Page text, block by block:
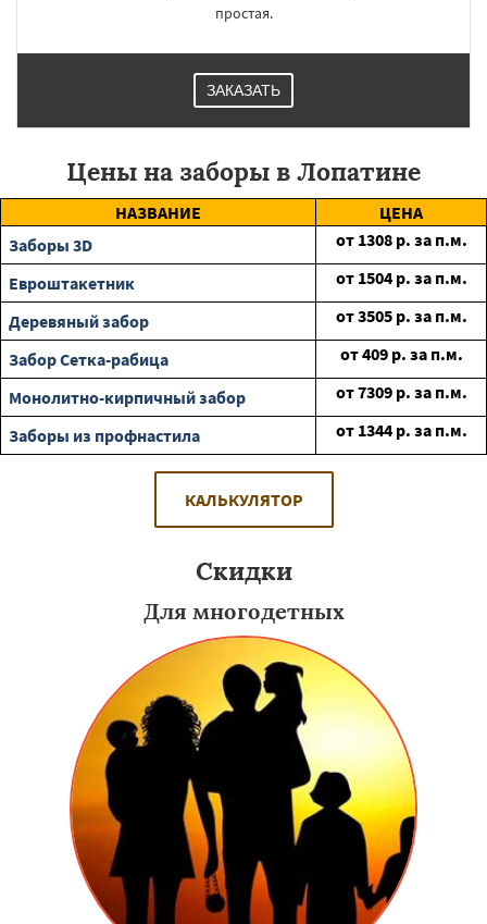
простая.
ЗАКАЗАТЬ
Цены на заборы в Лопатине
НАЗВАНИЕ
ЦЕНА
Заборы 3D
от 1308 р. за п.м.
Евроштакетник
от 1504 р. за п.м.
Деревяный забор
от3505 р. за п.м.
Забор Сетка-рабица
от409 р. за п.м.
Монолитно-кирпичный забор
от7309 р. за п.м.
Заборы из профнастила
от 1344 р. за п.м.
КАЛЬКУЛЯТОР
Скидки
Для многодетных